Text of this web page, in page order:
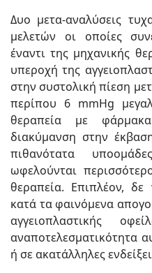
Δυο μετα-αναλύσεις
μελετών οι οποίες
έναντι της μηχανικής
υπεροχή της
στην συστολική πίεση
περίπου 6 mmHg
θεραπεία με
διακύμανση στην
πιθανότατα
ωφελούνται
θεραπεία. Επιπλέον,
κατά τα φαινόμενα
αγγειοπλαστικής
αναποτελεσματικότητα
ή σε ακατάλληλες